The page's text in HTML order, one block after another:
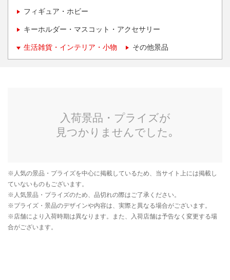
フィギュア・ホビー
キーホルダー・マスコット・アクセサリー
生活雑貨・インテリア・小物 その他景品